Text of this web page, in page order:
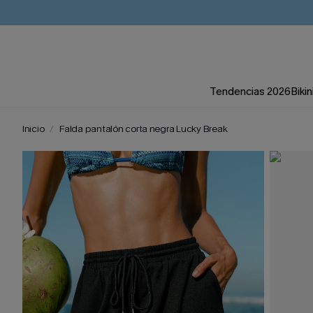
Tendencias 2026
Inicio Falda pantalón corta negra Lucky Break